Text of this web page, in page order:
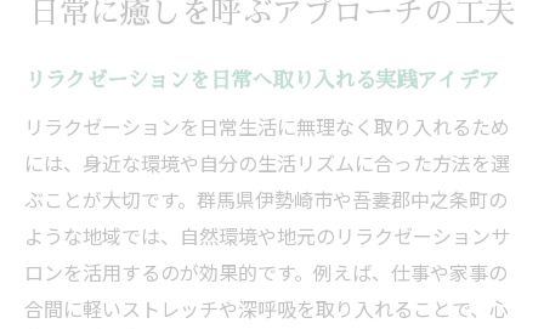
日常に癒しを呼ぶアプローチの工夫
リラクゼーションを日常へ取り入れる実践アイデア
リラクゼーションを日常生活に無理なく取り入れるため
には、身近な環境や自分の生活リズムに合った方法を選
ぶことが大切です。群馬県伊勢崎市や吾妻郡中之条町の
ような地域では、自然環境や地元のリラクゼーションサ
ロンを活用するのが効果的です。例えば、仕事や家事の
合間に軽いストレッチや深呼吸を取り入れることで、心